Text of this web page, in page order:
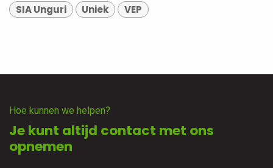
SIA Unguri
Uniek VEP
Hoe kunnen we helpen?
Je kunt altijd contact met ons
opnemen